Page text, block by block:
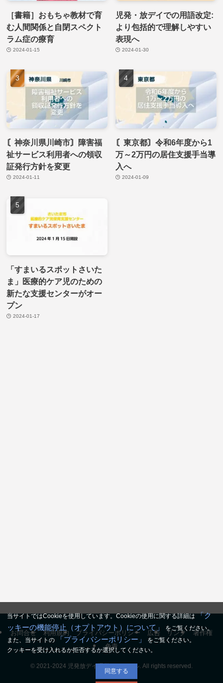
［書籍］おもちゃ教材で育
む人間関係と自閉スペクト
ラム症の療育
2024-01-15
児発・放デイでの用語改定:
より包括的で理解しやすい
表現へ
2024-01-30
〘神奈川県川崎市〙障害福
祉サービス利用者への領収
証発行方針を変更
2024-01-11
〘東京都〙令和6年度から1
万～2万円の居住支援手当導
入へ
2024-01-09
「すまいるスポットさいた
ま」医療的ケア児のための
新たな支援センターがオー
プン
2024-01-17
お問合せ 利用規約 プライバシーポリシー 広告 リンク
著作権
免責
© 2021-2024 児発放デイ運営チャンネル. All rights reserved.
当サイトではCookieを使用しています。Cookieの使用に関する詳細は「ク
ッキーの機能停止（オプトアウト）について」
をご覧ください。
また、当サイトの
「プライバシーポリシー」
をご覧ください。
クッキーを受け入れるか拒否するか選択してください。
同意する